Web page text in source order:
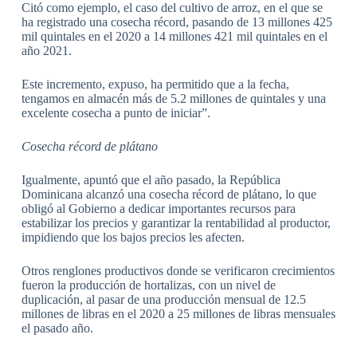
Citó como ejemplo, el caso del cultivo de arroz, en el que se
ha registrado una cosecha récord, pasando de 13 millones 425
mil quintales en el 2020 a 14 millones 421 mil quintales en el
año 2021.
Este incremento, expuso, ha permitido que a la fecha,
tengamos en almacén más de 5.2 millones de quintales y una
excelente cosecha a punto de iniciar”.
Cosecha récord de plátano
Igualmente, apuntó que el año pasado, la República
Dominicana alcanzó una cosecha récord de plátano, lo que
obligó al Gobierno a dedicar importantes recursos para
estabilizar los precios y garantizar la rentabilidad al productor,
impidiendo que los bajos precios les afecten.
Otros renglones productivos donde se verificaron crecimientos
fueron la producción de hortalizas, con un nivel de
duplicación, al pasar de una producción mensual de 12.5
millones de libras en el 2020 a 25 millones de libras mensuales
el pasado año.